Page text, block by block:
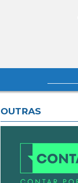
OUTRAS